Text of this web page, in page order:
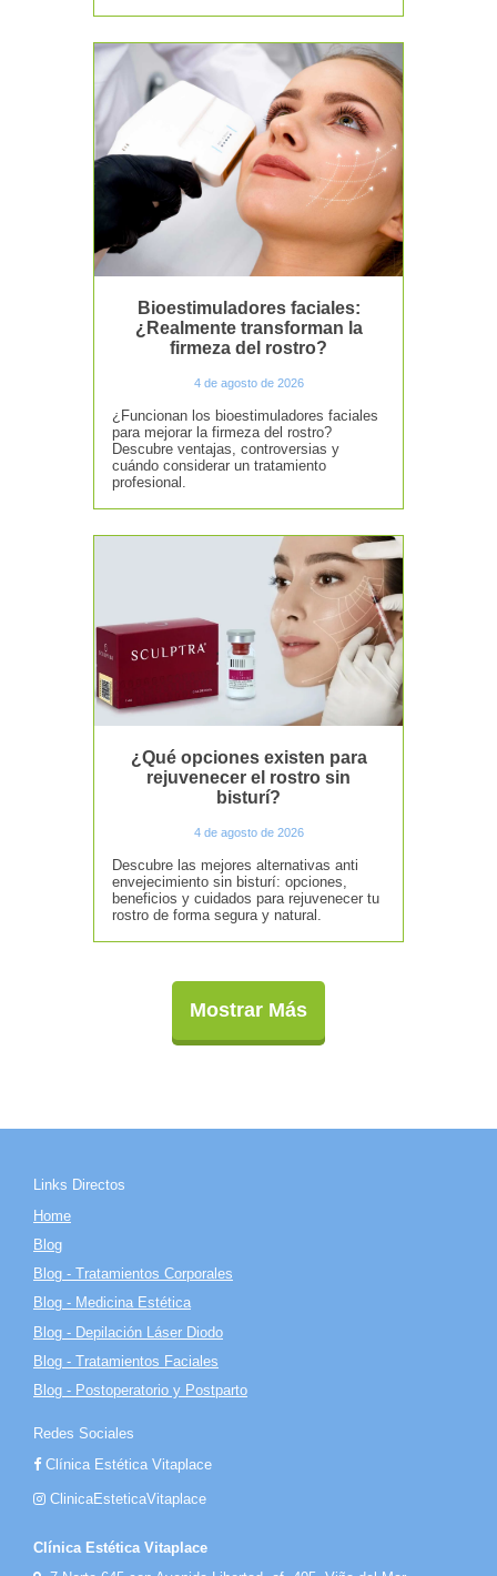
Bioestimuladores faciales:
¿Realmente transforman la
firmeza del rostro?
4 de agosto de 2026
¿Funcionan los bioestimuladores faciales
para mejorar la firmeza del rostro?
Descubre ventajas, controversias y
cuándo considerar un tratamiento
profesional.
¿Qué opciones existen para
rejuvenecer el rostro sin
bisturí?
4 de agosto de 2026
Descubre las mejores alternativas anti
envejecimiento sin bisturí: opciones,
beneficios y cuidados para rejuvenecer tu
rostro de forma segura y natural.
Mostrar Más
Links Directos
Home
Blog
Blog - Tratamientos Corporales
Blog - Medicina Estética
Blog - Depilación Láser Diodo
Blog - Tratamientos Faciales
Blog - Postoperatorio y Postparto
Redes Sociales
Clínica Estética Vitaplace
ClinicaEsteticaVitaplace
Clínica Estética Vitaplace